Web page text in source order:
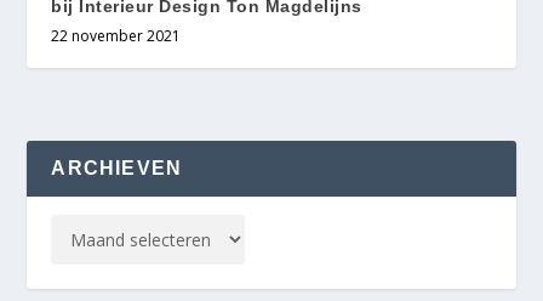
bij Interieur Design Ton Magdelijns
22 november 2021
ARCHIEVEN